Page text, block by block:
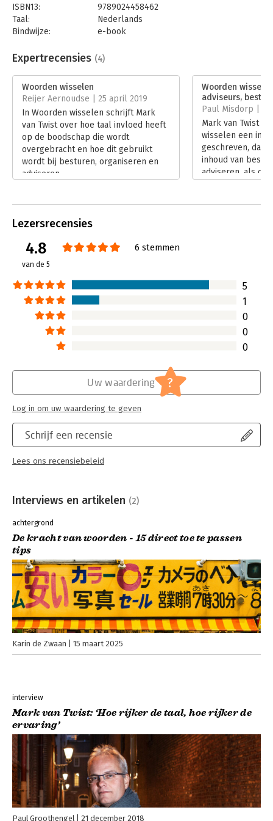
ISBN13:
9789024458462
Taal:
Nederlands
Bindwijze:
e-book
Bestandsformaat:
epub
Uitgever:
Druk:
Verschijningsdatum:
3-1-2024
Hoofdrubriek: Organisatiekunde
Expertrecensies (4)
Woorden wisselen
Reijer Aernoudse | 25 april 2019
In Woorden wisselen schrijft Mark
van Twist over hoe taal invloed heeft
op de boodschap die wordt
overgebracht en hoe dit gebruikt
wordt bij besturen, organiseren en
adviseren.
Woorden
adviseurs,
Paul Misdorp | 5
Mark van Twist
wisselen een
geschreven, dat
inhoud van
adviseren, als
Lezersrecensies
4.8
van de 5
6 stemmen
5
1
0
0
0
Schrijf een recensie
Lees ons recensiebeleid
Uw waardering ?
Log in om uw waardering te geven
Interviews en artikelen (2)
achtergrond
De kracht van woorden - 15 direct toe te passen
tips
Karin de Zwaan 15 maart 2025
interview
Mark van Twist: ‘Hoe rijker de taal, hoe rijker de
ervaring’
Paul Groothengel 21 december 2018